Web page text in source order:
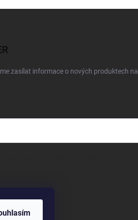
zasílat informace o nových produktech na